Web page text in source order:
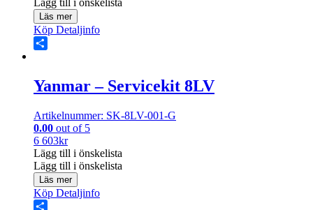
Lägg till i önskelista
Läs mer
Köp Detaljinfo
Yanmar – Servicekit 8LV
Artikelnummer: SK-8LV-001-G
0.00 out of 5
6 603kr
Lägg till i önskelista
Lägg till i önskelista
Läs mer
Köp Detaljinfo